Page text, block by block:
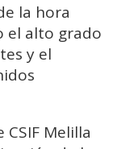
la hora
el alto grado
y el
Melilla